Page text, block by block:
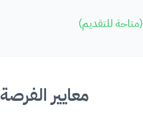
(متاحة للتقديم)
معايير الفرصة